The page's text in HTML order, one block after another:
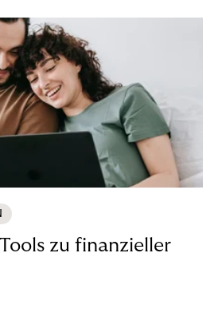
zu finanzieller